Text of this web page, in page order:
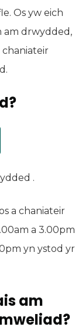
Os yw eich
am drwydded,
chaniateir
.
a chaniateir
a 3.00pm
yn ystod yr
am